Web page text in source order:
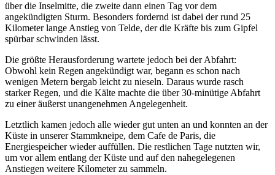
über die Inselmitte, die zweite dann einen Tag vor dem
angekündigten Sturm. Besonders fordernd ist dabei der rund 25
Kilometer lange Anstieg von Telde, der die Kräfte bis zum Gipfel
spürbar schwinden lässt.
Die größte Herausforderung wartete jedoch bei der Abfahrt:
Obwohl kein Regen angekündigt war, begann es schon nach
wenigen Metern bergab leicht zu nieseln. Daraus wurde rasch
starker Regen, und die Kälte machte die über 30-minütige Abfahrt
zu einer äußerst unangenehmen Angelegenheit.
Letztlich kamen jedoch alle wieder gut unten an und konnten an der
Küste in unserer Stammkneipe, dem Cafe de Paris, die
Energiespeicher wieder auffüllen. Die restlichen Tage nutzten wir,
um vor allem entlang der Küste und auf den nahegelegenen
Anstiegen weitere Kilometer zu sammeln.